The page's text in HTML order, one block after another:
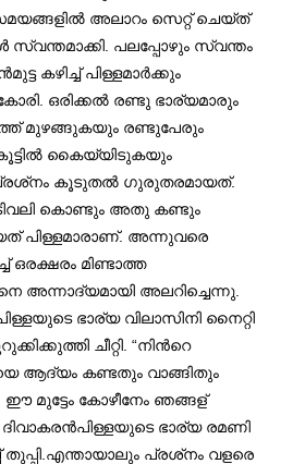
അലാറം സെറ്റ് ചെയ്ത്
സ്വന്തമാക്കി. പലപ്പോഴും സ്വന്തം
കഴിച്ച് പിള്ളമാർക്കും
ഒരിക്കൽ രണ്ടു ഭാര്യമാരും
മുഴങ്ങുകയും രണ്ടുപേരും
കൂട്ടിൽ കൈയ്യിടുകയും
കൂടുതൽ ഗുരുതരമായത്.
കൊണ്ടും അതു കണ്ടും
പിള്ളമാരാണ്. അന്നുവരെ
ഒരക്ഷരം മിണ്ടാത്ത
അന്നാദ്യമായി അലറിച്ചെന്നു.
ഭാര്യ വിലാസിനി നൈറ്റി
ചീറ്റി. “നിന്‍റെ
ആദ്യം കണ്ടതും വാങ്ങിതും
മുട്ടേം കോഴീനേം ഞങ്ങള്
ദിവാകരൻപിള്ളയുടെ ഭാര്യ രമണി
തുപ്പി.എന്തായാലും പ്രശ്‍നം വളരെ